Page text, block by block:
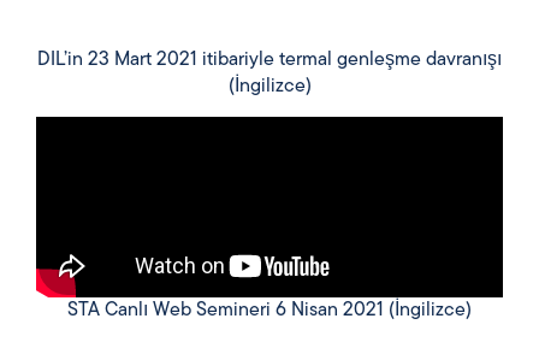
DIL’in 23 Mart 2021 itibariyle termal genleşme davranışı
(İngilizce)
STA Canlı Web Semineri 6 Nisan 2021 (İngilizce)